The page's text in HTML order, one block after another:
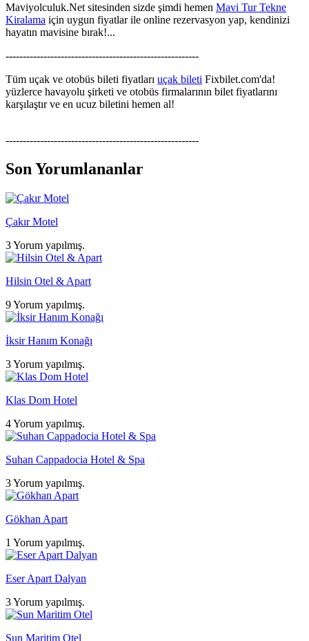
Maviyolculuk.Net sitesinden sizde şimdi hemen Mavi Tur Tekne
Kiralama için uygun fiyatlar ile online rezervasyon yap, kendinizi
hayatın mavisine bırak!...
--------------------------------------------------------
Tüm uçak ve otobüs bileti fiyatları uçak bileti Fixbilet.com'da!
yüzlerce havayolu şirketi ve otobüs firmalarının bilet fiyatlarını
karşılaştır ve en ucuz biletini hemen al!
--------------------------------------------------------
Son Yorumlananlar
Çakır Motel
3 Yorum yapılmış.
Hilsin Otel & Apart
9 Yorum yapılmış.
İksir Hanım Konağı
3 Yorum yapılmış.
Klas Dom Hotel
4 Yorum yapılmış.
Suhan Cappadocia Hotel & Spa
3 Yorum yapılmış.
Gökhan Apart
1 Yorum yapılmış.
Eser Apart Dalyan
3 Yorum yapılmış.
Sun Maritim Otel